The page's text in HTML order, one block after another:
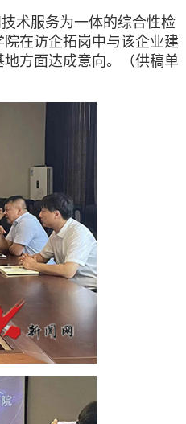
术服务为一体的综合性检
在访企拓岗中与该企业建
方面达成意向。
（供稿单